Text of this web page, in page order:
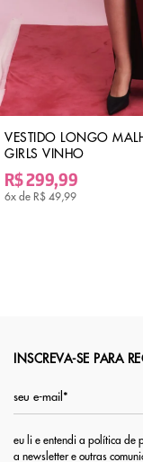
VESTIDO LONGO
GIRLS VINHO
R$ 299,99
6x de R$ 49,99
INSCREVA-SE PARA
eu li e entendi a política de
a newsletter e outras